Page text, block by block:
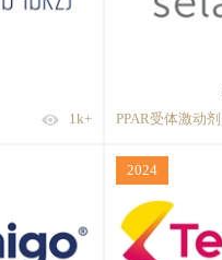
1k+ PPAR受体激动剂
2024